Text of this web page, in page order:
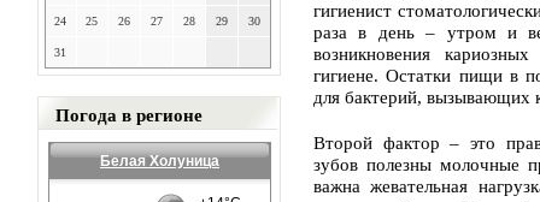
24 25 26 27 28 29 30
31
Погода в регионе
Белая Холуница
гигиенист
раза в день – утром и
возникновения
гигиене. Остатки пищи в
для бактерий, вызывающих
Второй фактор – это
зубов полезны молочные
важна жевательная